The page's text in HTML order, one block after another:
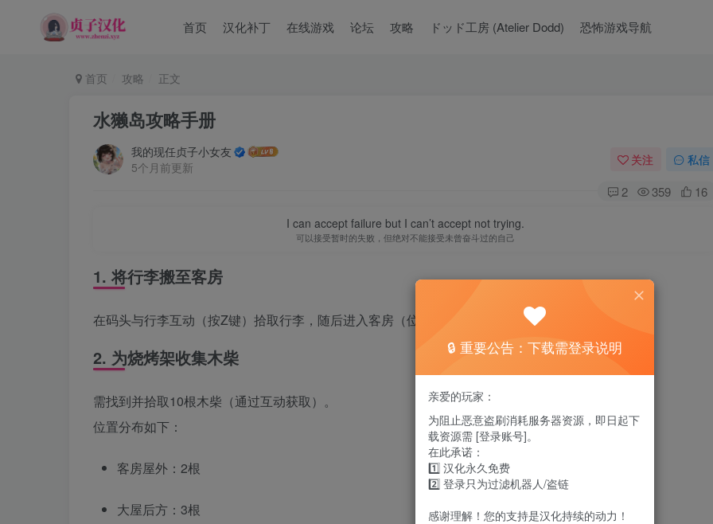
首页 汉化补丁 在线游戏 论坛 攻略 ドッド工房 (Atelier Dodd) 恐怖游戏导航
首页 攻略 正文
水獭岛攻略手册
我的现任贞子小女友
5个月前更新
关注 私信
2 359 16
I can accept failure but I can’t accept not trying.
可以接受暂时的失败，但绝对不能接受未曾奋斗过的自己
1. 将行李搬至客房
在码头与行李互动（按Z键）拾取行李，随后进入客房（位于主屋右侧）。
2. 为烧烤架收集木柴
需找到并拾取10根木柴（通过互动获取）。
位置分布如下：
客房屋外：2根
大屋后方：3根
🔒 重要公告：下载需登录说明
亲爱的玩家：
为阻止恶意盗刷消耗服务器资源，即日起下
载资源需 [登录账号]。
在此承诺：
1️⃣ 汉化永久免费
2️⃣ 登录只为过滤机器人/盗链
感谢理解！您的支持是汉化持续的动力！